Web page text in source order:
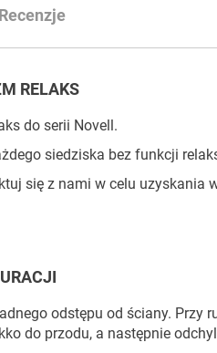
RELAKS
do serii Novell.
siedziska bez funkcji
się z nami w celu uzyskania
odstępu od ściany. Przy
do przodu, a następnie
Recenzje